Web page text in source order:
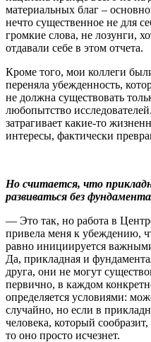
материальных благ –
нечто существенное не для
громкие слова, не лозунги,
отдавали себе в этом отчета.
Кроме того, мои коллеги
переняла убежденность,
не должна существовать
любопытство
затрагивает какие-то
интересы, фактически
Но считается, что
развиваться без
— Это так, но работа в
привела меня к убеждению,
равно инициируется
Да, прикладная и
друга, они не могут
первично, в каждом
определяется условиями:
случайно, но если в
человека, который
то оно просто исчезнет.